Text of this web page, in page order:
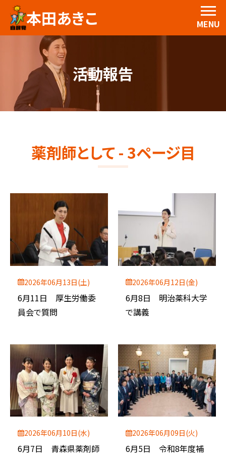
本田あきこ MENU
活動報告
薬剤師として - 3ページ目
2026年06月13日(土)
6月11日 厚生労働委
員会で質問
2026年06月12日(金)
6月8日 明治薬科大学
で講義
2026年06月10日(水)
6月7日 青森県薬剤師
2026年06月09日(火)
6月5日 令和8年度補